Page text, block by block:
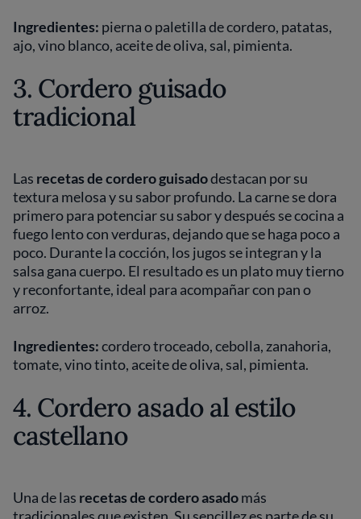
Ingredientes: pierna o paletilla de cordero, patatas,
ajo, vino blanco, aceite de oliva, sal, pimienta.
3. Cordero guisado
tradicional
Las recetas de cordero guisadodestacan por su
textura melosa y su sabor profundo. La carne se dora
primero para potenciar su sabor y después se cocina a
fuego lento con verduras, dejando que se haga poco a
poco. Durante la cocción, los jugos se integran y la
salsa gana cuerpo. El resultado es un plato muy tierno
y reconfortante, ideal para acompañar con pan o
arroz.
Ingredientes:cordero troceado, cebolla, zanahoria,
tomate, vino tinto, aceite de oliva, sal, pimienta.
4. Cordero asado al estilo
castellano
Una de las recetas de cordero asadomás